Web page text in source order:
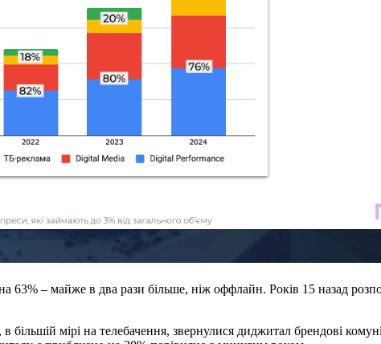
63% – майже в два рази більше, ніж оффлайн. Років 15 назад
мірі на телебачення, звернулися диджитал брендові